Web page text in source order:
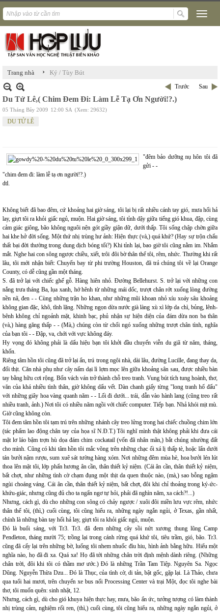
Trang nhà › Ký / Tùy Bút
Trước Sau
Du Tử Lê,( Chim Đem Đi: Làm Lễ Tạ Ơn Người!?.)
05 Tháng Bảy 2009 12:00 SA (Xem: 29632)
DU TỬ LÊ
"đêm bảo dưỡng nụ hôn tôi đã
gửi - -
"chim đem đi: làm lễ tạ ơn người!?.)
dtl.
Không biết đã bao đêm, cứ khoảng hai giờ sáng, tôi lại bị rất nhiều cánh tay gió, mưa hối hả
lay, giựt tôi ra khỏi giấc ngủ, muộn. Hai giờ sáng, tôi tỉnh dậy giữa tiếng gió khua, đập, cùng
cảm giác giông, bão không nguôi nện gót giầy giận dữ, dưới thấp. Tôi sống chập chờn giữa
hai khe hở đời sống. Một thứ nhị trùng hư ảnh: Hiện thực (và,) quá khứ? (Hay sự trộn chấu
thất bại đời thường trong dung dịch bóng tối?) Khi tỉnh lại, bao giờ tôi cũng nằm im. Nhắm
mắt. Nghe hai con sông ngược chiều, xiết, trôi đôi bờ thân thể tôi, rêm, nhức. Thường khi rất
lâu, tôi mới nhận biết: Chuyến bay từ phi trường Houston, đã trả chúng tôi về lại Orange
County, có dễ cũng gần một tháng.
S. đã trở lại với chiếc ghế gỗ. Hàng hiên nhỏ. Đường Bellehurst. S. trở lại với những con
nắng trưa tháng Ba, lụa xanh, hớ hênh từ những mái dốc, trượt chân rớt xuống lòng đường
nền nã, đen - - Cùng những trận ho khan, như những mũi khoan nhỏ xíu xoáy sâu khoảng
không gian đặc, khô, tĩnh lặng. Những ngọn dừa nước già làng xù xì lớp da chì, bủng, lênh-
bênh không chỉ ngoảnh mặt, khinh bạc, phủ nhận sự hiện diện của đám dừa non ba thân
(và,) hàng găng thấp - - (Mà,) chúng còn từ chối ngó xuống những trượt chân tình, nghĩa
của bạn tôi - - Đập, va, chới với vực không đáy.
Hy vọng đó không phải là dấu hiệu bạn tôi khởi đầu chuyến viễn du giã từ năm, tháng,
khốn.
Riêng tâm hồn tôi cũng đã trở lại ẩn, trú trong ngôi nhà, dài lâu, đường Lucille, đang thay da,
đổi thịt. Căn nhà phụ như cây nấm dại lì lợm mọc lên giữa khoảng sân sau, được nhiều bàn
tay bằng hữu cơi rộng. Bốn vách ván trở thành chỗ treo tranh. Vung bút tích tung hoành, thơ,
văn của khá nhiều tình thân, giờ không dấu vết. Dàn chanh giấy từng "long tranh hổ đấu"
với những giây hoa vàng quanh năm - - Lối đi dưới... trái, dẫn vào hành lang (cũng treo rất
nhiều tranh, ảnh.) Nơi tôi có nhiều năm ngồi với chiếc computer. Tiếp bạn. Nhả khói mịt mù.
Giờ cũng không còn.
Tôi đem tâm hồn tôi tạm trú trên những nhánh cây treo lửng trong hai chiếc chuồng chim lớn
(tác phẩm lao động chân tay của họa sĩ N.Đ.T.) Tôi nghĩ mình thật không phải khi đưa cái
mặt lơ láo bậm trợn hù dọa đám chim cockatail (vốn đã nhân mãn,) bắt chúng nhường đất
cho mình. Cũng có khi tâm hồn tôi mắc võng trên những chạc ổi xá lị thấp tè, hoặc lẩn dưới
tán bưởi nậm rượu, sum xuê sát tường hàng xóm. Nơi những đêm mùa hè, hoa bưởi lén lút
thoa lên mặt tôi, lớp phấn hương ân cần, thân thiết kỷ niệm. (Cái ân cần, thân thiết kỷ niệm,
bất chợt, như những tình cờ chạm đụng một thịt da quen thuộc nào, (mà,) sao bỗng ngậm
ngùi choáng váng. Cái ân cần, thân thiết kỷ niệm, bất chợt, đôi khi chỉ thoảng trong ký-ức-
khứu-giác, nhưng cũng đủ cho ta ngẩn ngơ tự hỏi, phải đã nghìn năm, xa cách?!...)
Nhưng, cách gì, dù cho những con sông có chảy ngược / xuôi đôi miền lưu vực rêm, nhức
thân thể tôi, (thì,) cuối cùng, tôi cũng hiểu ra, những ngày ngắn ngủi, ở Texas, gần nhất,
chính là những bàn tay hối hả lay, giựt tôi ra khỏi giấc ngủ, muộn.
Đó là buổi sáng, với Tr3. Tr3. đã đem những cây sồi nứt xương thung lũng Camp
Pendleton, tháng mười 75; trồng lại trong cánh rừng quá khứ tôi, tiêu trầm, gió, bão. Tr3.
cũng đã cấy lại trên những bờ, luống tôi nhem nhuốc đìu hiu, hình ảnh bằng hữu. Hiểu một
nghĩa nào, họ đã đi xa. Quá xa! Họ đã tới những chân trời định mệnh dành riêng. (Những
chân trời, đôi khi tôi có thầm mơ ước.) Đó là những Trần Tam Tiệp. Nguyên Sa. Ngọc
Dũng. Nguyễn Thừa Dzu... Đó là Thục, của tình cờ, di tản, bật gốc, gặp lại. Là Thảo, chưa
qua tuổi hai mươi, trên chuyến xe bus nối Processing Center và trại Một, đọc tôi nghe bài
thơ, tôi muốn quên: sinh nhật, 12.
Nhưng, cách gì, dù cho gió khuya hiện thực hay, mưa, bão ẩn ức, tưởng tượng có làm thành
nhị trùng cảm, nghiệm rối ren, (thì,) cuối cùng, tôi cũng hiểu ra, những ngày ngắn ngủi, ở